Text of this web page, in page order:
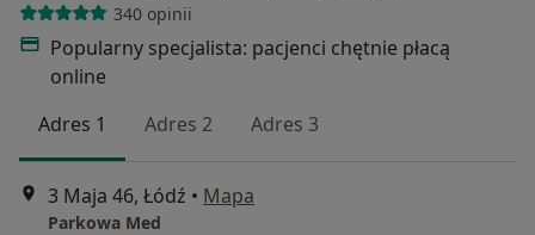
340 opinii
Popularny specjalista: pacjenci chętnie płacą
online
Adres 1
Adres 2 Adres 3
3 Maja 46, Łódź • Mapa
Parkowa Med